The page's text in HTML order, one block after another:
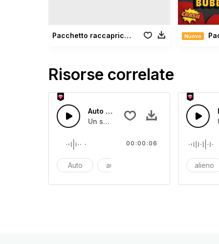
Pacchetto raccapricciante Nuovo
Risorse correlate
Auto che accelera
Un suono sibilante elettronico che
Auto automobile
00:00:06
alieno